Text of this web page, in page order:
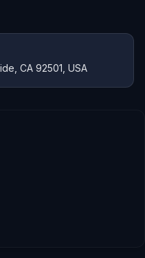
CA 92501, USA